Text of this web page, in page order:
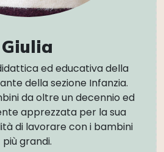
Giulia
ed educativa della
della sezione Infanzia.
da oltre un decennio ed
apprezzata per la sua
di lavorare con i bambini
più grandi.